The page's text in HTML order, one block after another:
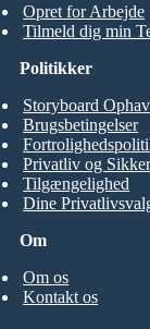
Opret for Arbejde
Tilmeld dig min
Om
Om os
Kontakt os
Politikker
Storyboard
Brugsbetingelser
Privatliv og
Tilgængelighed
Dine